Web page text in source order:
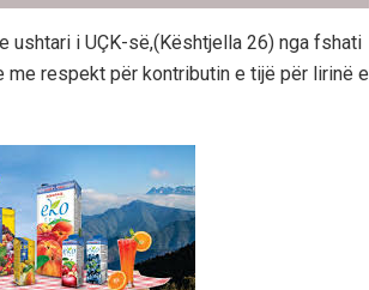
ushtari i UÇK-së,(Kështjella 26) nga fshati
me respekt për kontributin e tijë për lirinë e